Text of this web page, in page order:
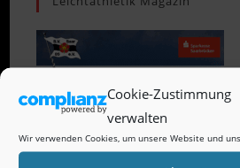
Cookie-Zustimmung
verwalten
Wir verwenden Cookies, um unsere Website und